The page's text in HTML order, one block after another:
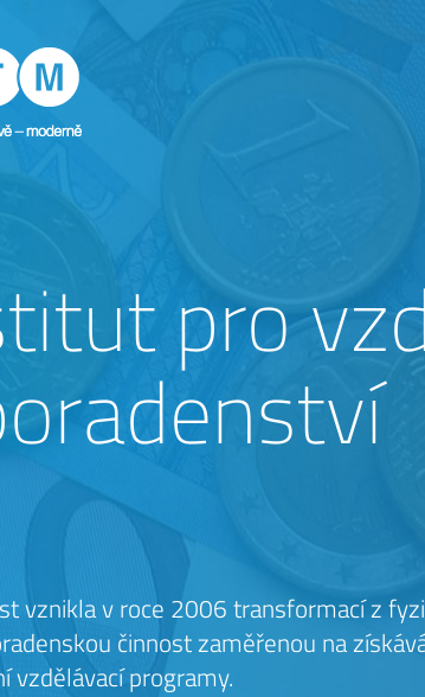
pro
vznikla v roce 2006 transformací z
činnost zaměřenou na
vzdělávací programy.